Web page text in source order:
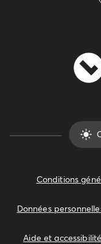
Conditions
Données
Aide et accessibilité